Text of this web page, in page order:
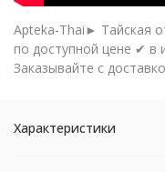
Apteka-Thai► Тайская
по доступной цене ✔ в
Заказывайте с
Характеристики